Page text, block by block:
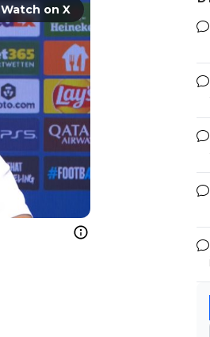
Watch on X